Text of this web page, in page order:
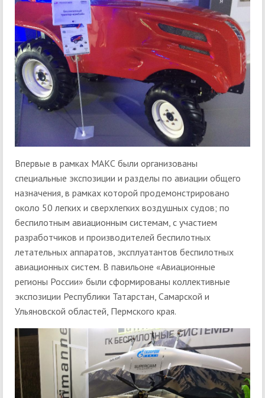
Впервые в рамках МАКС были организованы
специальные экспозиции и разделы по авиации общего
назначения, в рамках которой продемонстрировано
около 50 легких и сверхлегких воздушных судов; по
беспилотным авиационным системам, с участием
разработчиков и производителей беспилотных
летательных аппаратов, эксплуатантов беспилотных
авиационных систем. В павильоне «Авиационные
регионы России» были сформированы коллективные
экспозиции Республики Татарстан, Самарской и
Ульяновской областей, Пермского края.